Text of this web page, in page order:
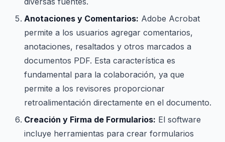
Anotaciones y Comentarios: Adobe Acrobat
permite a los usuarios agregar comentarios,
anotaciones, resaltados y otros marcados a
documentos PDF. Esta característica es
fundamental para la colaboración, ya que
permite a los revisores proporcionar
retroalimentación directamente en el documento.
Creación y Firma de Formularios: El software
incluye herramientas para crear formularios